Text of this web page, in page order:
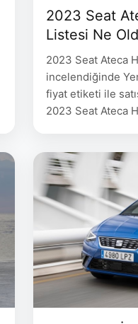
2023 Seat
Listesi Ne
2023 Seat Ateca
incelendiğinde
fiyat etiketi ile
2023 Seat Ateca
DSG FR
Verileri MOTOR
km/shızlanma